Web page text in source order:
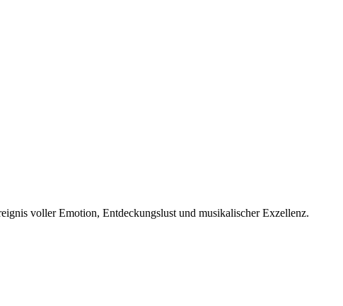
voller Emotion, Entdeckungslust und musikalischer Exzellenz.